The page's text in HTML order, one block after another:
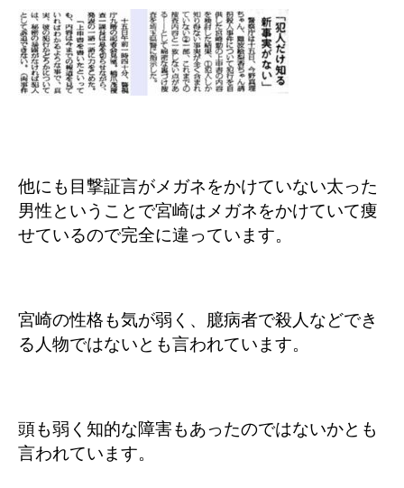
他にも目撃証言がメガネをかけていない太った
男性ということで宮崎はメガネをかけていて痩
せているので完全に違っています。
宮崎の性格も気が弱く、臆病者で殺人などでき
る人物ではないとも言われています。
頭も弱く知的な障害もあったのではないかとも
言われています。